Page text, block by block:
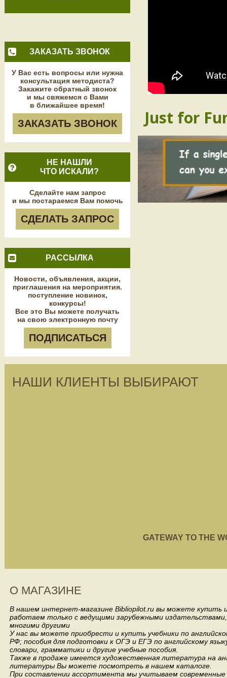
ЗАКАЗАТЬ ЗВОНОК
У Вас есть вопросы или нужна
консультация методиста?
Закажите обратный звонок
и мы свяжемся с Вами
в ближайшее время!
ЗАКАЗАТЬ ЗВОНОК
НЕ НАШЛИ
ЧТО ИСКАЛИ?
Сделайте нам запрос
и мы постараемся Вам помочь
СДЕЛАТЬ ЗАПРОС
РАССЫЛКА
Новости, объявления, акции,
приглашения на мероприятия.
поступление новинок,
конкурсы!
Все это Вы можете получать
на свою электронную почту
ПОДПИСАТЬСЯ
Just for
НАШИ КЛИЕНТЫ ВЫБИРАЮТ
GATEWAY TO THE
О МАГАЗИНЕ
В нашем интернет-магазине Bibliopilot.ru вы можете купить
работаем только с ведущими зарубежными издательствами,
многими другими
У нас вы можете приобрести и купить учебники по
РФ; пособия для подготовки к ОГЭ и ЕГЭ по английскому
словари, грамматики и другие учебные пособия.
Также в продаже имеется художественная литература на
литературы Вы можете посмотреть в нашем каталоге.
При составлении ассортимента мы учитываем